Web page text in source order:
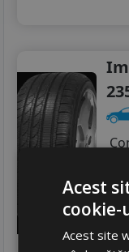
Acest
cookie-
Acest site